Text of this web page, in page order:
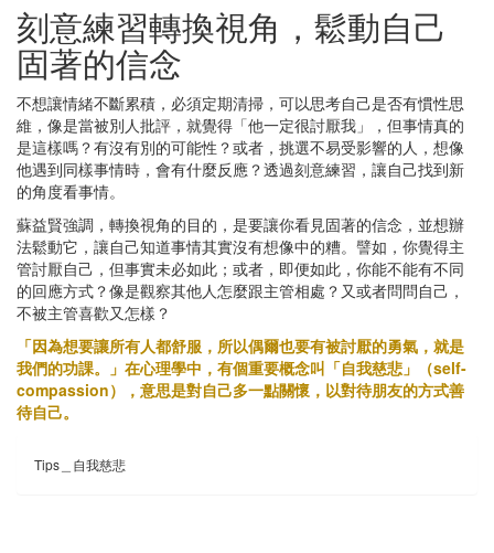
刻意練習轉換視角，鬆動自己
固著的信念
不想讓情緒不斷累積，必須定期清掃，可以思考自己是否有慣性思
維，像是當被別人批評，就覺得「他一定很討厭我」，但事情真的
是這樣嗎？有沒有別的可能性？或者，挑選不易受影響的人，想像
他遇到同樣事情時，會有什麼反應？透過刻意練習，讓自己找到新
的角度看事情。
蘇益賢強調，轉換視角的目的，是要讓你看見固著的信念，並想辦
法鬆動它，讓自己知道事情其實沒有想像中的糟。譬如，你覺得主
管討厭自己，但事實未必如此；或者，即便如此，你能不能有不同
的回應方式？像是觀察其他人怎麼跟主管相處？又或者問問自己，
不被主管喜歡又怎樣？
「因為想要讓所有人都舒服，所以偶爾也要有被討厭的勇氣，就是
我們的功課。」在心理學中，有個重要概念叫「自我慈悲」（self-
compassion），意思是對自己多一點關懷，以對待朋友的方式善
待自己。
Tips＿自我慈悲